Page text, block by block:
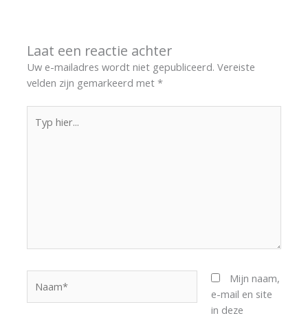
Laat een reactie achter
Uw e-mailadres wordt niet gepubliceerd. Vereiste
velden zijn gemarkeerd met*
hier...
Mijn naam,
e-mail en site
in deze